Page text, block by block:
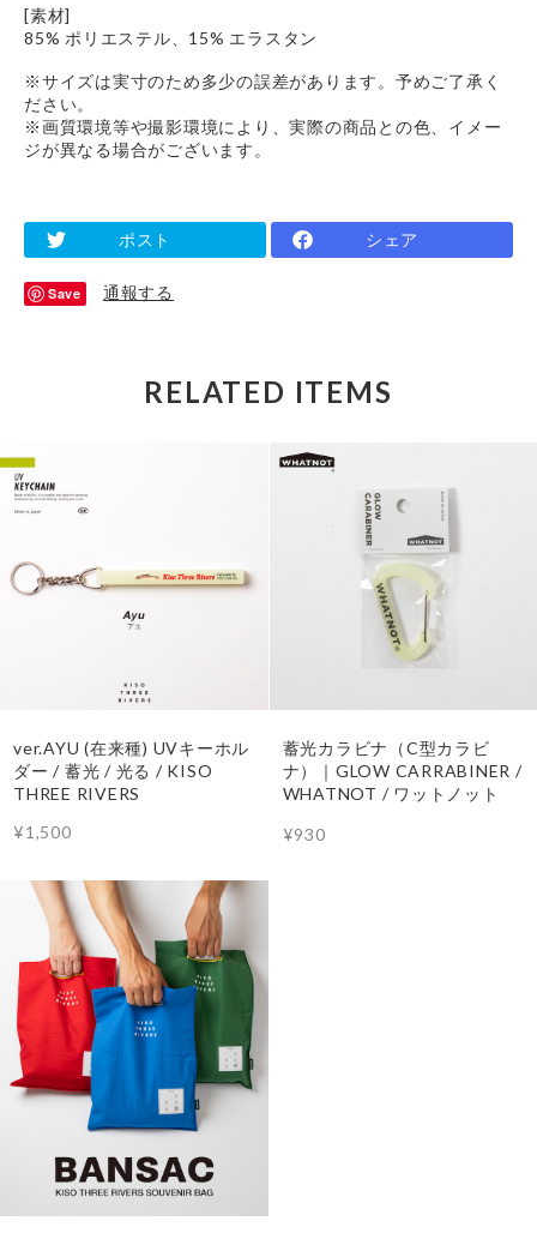
[素材]
85% ポリエステル、15% エラスタン
※サイズは実寸のため多少の誤差があります。予めご了承く
ださい。
※画質環境等や撮影環境により、実際の商品との色、イメー
ジが異なる場合がございます。
ポスト シェア
Save 通報する
RELATED ITEMS
ver.AYU (在来種) UVキーホル
ダー / 蓄光 / 光る / KISO
THREE RIVERS
¥1,500
蓄光カラビナ（C型カラビ
ナ）｜GLOW CARRABINER /
WHATNOT / ワットノット
¥930